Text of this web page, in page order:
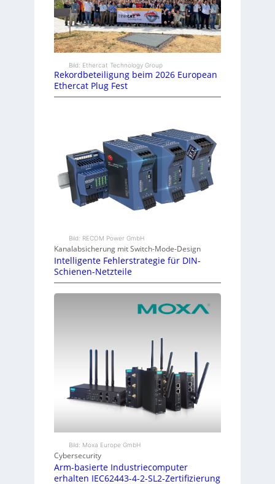
Bild: Ethercat Technology Group
Rekordbeteiligung beim 2026 European
Ethercat Plug Fest
Bild: RECOM Power GmbH
Kanalabsicherung mit Switch-Mode-Design
Intelligente Fehlerstrategie für DIN-
Schienen-Netzteile
Bild: Moxa Europe GmbH
Cybersecurity
Arm-basierte Industriecomputer
erhalten IEC62443-4-2-SL2-Zertifizierung